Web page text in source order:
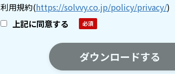
利用規約(https://solvvy.co.jp/policy/privacy/)
上記に同意する